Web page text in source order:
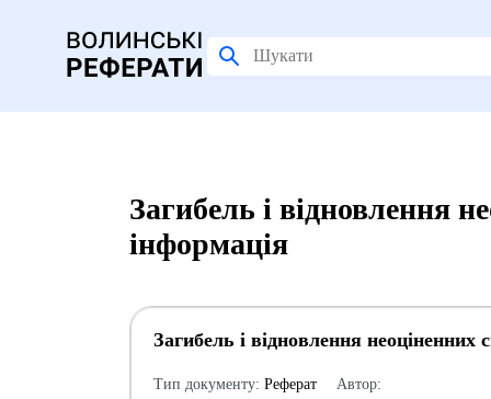
Загибель і відновлення
інформація
Загибель і відновлення неоціненних
Тип документу: Реферат
Автор: